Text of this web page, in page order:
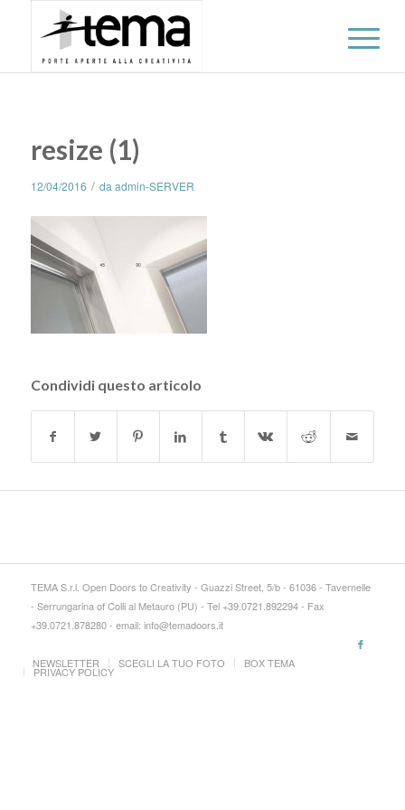
resize (1)
12/04/2016 / da admin-SERVER
Condividi questo articolo
TEMA S.r.l. Open Doors to Creativity - Guazzi Street, 5/b - 61036 - Tavernelle
- Serrungarina of Colli al Metauro (PU) - Tel +39.0721.892294 - Fax
+39.0721.878280 - email: info@temadoors.it
NEWSLETTER SCEGLI LA TUO FOTO BOX TEMA
PRIVACY POLICY